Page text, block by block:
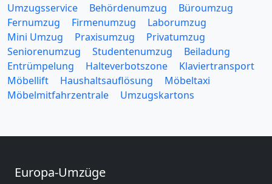
Umzugsservice Behördenumzug
Büroumzug
Fernumzug
Firmenumzug
Laborumzug
Mini Umzug
Praxisumzug
Privatumzug
Seniorenumzug
Studentenumzug
Beiladung
Entrümpelung
Halteverbotszone
Klaviertransport
Möbellift
Haushaltsauflösung
Möbeltaxi
Möbelmitfahrzentrale
Umzugskartons
Europa-Umzüge